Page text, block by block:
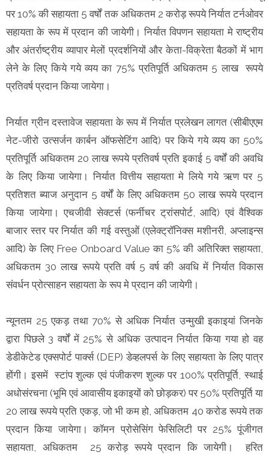
पर 10% की सहायता 5 वर्षों तक अधिकतम 2 करोड़ रूपये निर्यात टर्नओवर
सहायता के रूप में प्रदान की जायेगी। निर्यात विपणन सहायता मे राष्ट्रीय
और अंतर्राष्ट्रीय व्यापार मेलों प्रदर्शनियों और केता-विक्रेता बैठकों में भाग
लेने के लिए किये गये व्यय का 75% प्रतिपूर्ति अधिकतम 5 लाख रूपये
प्रतिवर्ष प्रदान किया जायेगा।
निर्यात ग्रीन दस्तावेज सहायता के रूप में निर्यात प्रलेखन लागत (सीबीएएम
नेट-जीरो उत्सर्जन कार्बन ऑफसेटिंग आदि) पर किये गये व्यय का 50%
प्रतिपूर्ति अधिकतम 20 लाख रूपये प्रतिवर्ष प्रति इकाई 5 वर्षों की अवधि
के लिए किया जायेगा। निर्यात वित्तीय सहायता मे लिये गये ऋण पर 5
प्रतिशत ब्याज अनुदान 5 वर्षों के लिए अधिकतम 50 लाख रूपये प्रदान
किया जायेगा। एचजीवी सेक्टर्स (फर्नीचर ट्रांसपोर्ट, आदि) एवं वैश्विक
बाजार स्तर पर निर्यात की गई वस्तुओं (एलेक्ट्रॉनिक्स मशीनरी, अप्लाइन्स
आदि) के लिए Free Onboard Value का 5% की अतिरिक्त सहायता,
अधिकतम 30 लाख रूपये प्रति वर्ष 5 वर्ष की अवधि में निर्यात विकास
संवर्धन प्रोत्साहन सहायता के रूप मे प्रदान की जायेगी।
न्यूनतम 25 एकड़ तथा 70% से अधिक निर्यात उन्मुखी इकाइयां जिनके
द्वारा पिछले 3 वर्षों में 25% से अधिक उत्पादन निर्यात किया गया हो वह
डेडीकेटेड एक्सपोर्ट पार्क्स (DEP) डेव्हलपर्स के लिए सहायता के लिए पात्र
होंगी। इसमें स्टांप शुल्क एवं पंजीकरण शुल्क पर 100% प्रतिपूर्ति, स्थाई
अधोसंरचना (भूमि एवं आवासीय इकाइयों को छोड़कर) पर 50% प्रतिपूर्ति या
20 लाख रूपये प्रति एकड़, जो भी कम हो, अधिकतम 40 करोड रूपये तक
प्रदान किया जायेगा। कॉमन प्रोसेसिंग फेसिलिटी पर 25% पूंजीगत
सहायता, अधिकतम 25 करोड़ रूपये प्रदान कि जायेगी। हरित